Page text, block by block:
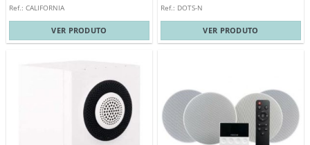
Ref.: CALIFORNIA
VER PRODUTO
Ref.: DOTS-N
VER PRODUTO